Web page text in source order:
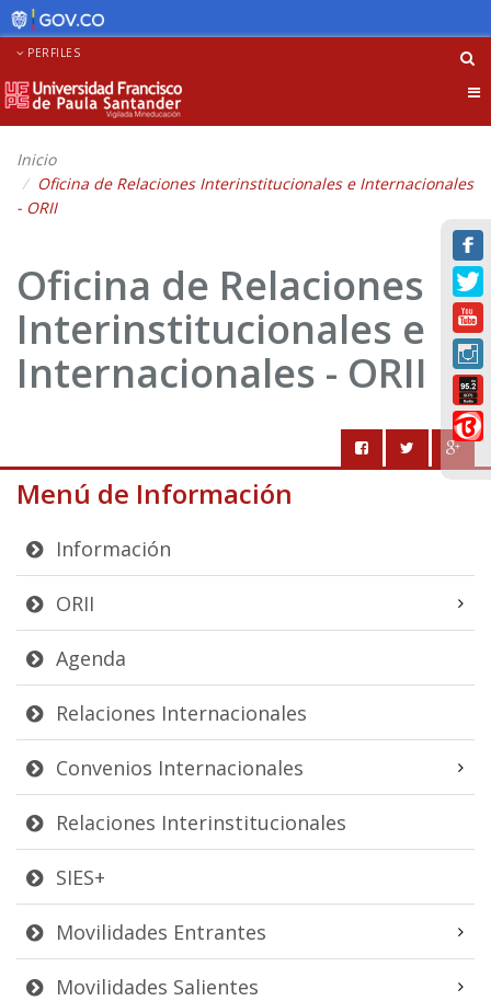
PERFILES
Inicio
Oficina de Relaciones Interinstitucionales e Internacionales
- ORII
Oficina de Relaciones
Interinstitucionales e
Internacionales - ORII
Menú de Información
Información
ORII
Agenda
Relaciones Internacionales
Convenios Internacionales
Relaciones Interinstitucionales
SIES+
Movilidades Entrantes
Movilidades Salientes